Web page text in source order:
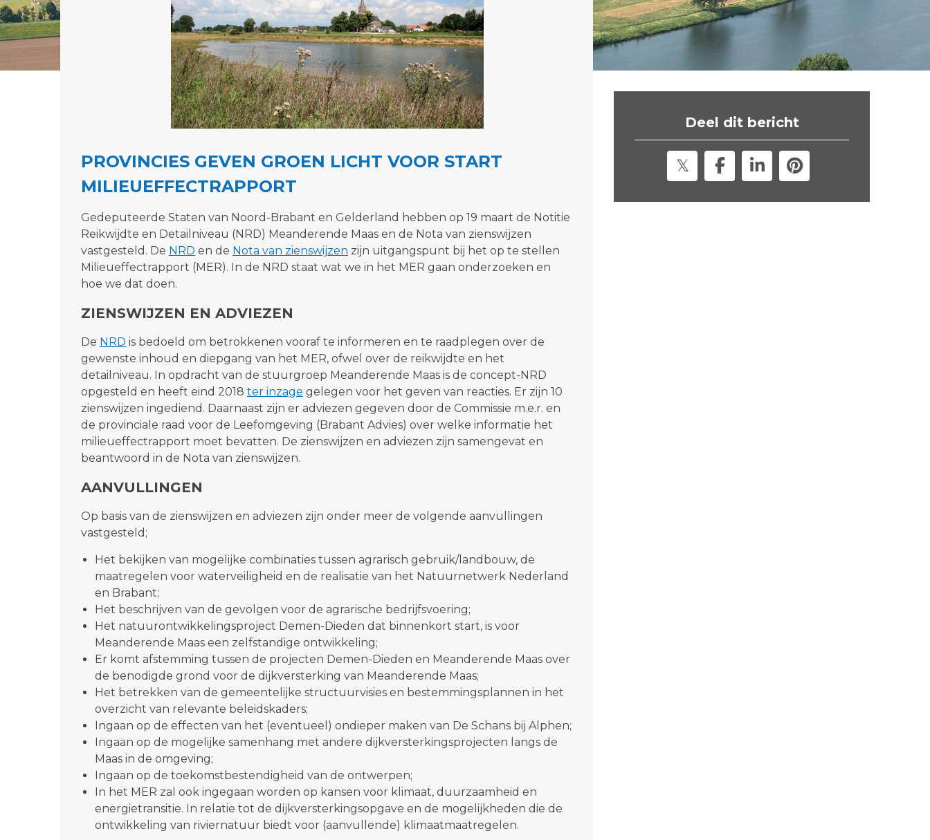
PROVINCIES GEVEN GROEN LICHT VOOR START
MILIEUEFFECTRAPPORT
Gedeputeerde Staten van Noord-Brabant en Gelderland hebben op 19 maart de Notitie
Reikwijdte en Detailniveau (NRD) Meanderende Maas en de Nota van zienswijzen
vastgesteld. De NRD en de Nota van zienswijzen zijn uitgangspunt bij het op te stellen
Milieueffectrapport (MER). In de NRD staat wat we in het MER gaan onderzoeken en
hoe we dat doen.
ZIENSWIJZEN EN ADVIEZEN
De NRD is bedoeld om betrokkenen vooraf te informeren en te raadplegen over de
gewenste inhoud en diepgang van het MER, ofwel over de reikwijdte en het
detailniveau. In opdracht van de stuurgroep Meanderende Maas is de concept-NRD
opgesteld en heeft eind 2018 ter inzage gelegen voor het geven van reacties. Er zijn 10
zienswijzen ingediend. Daarnaast zijn er adviezen gegeven door de Commissie m.e.r. en
de provinciale raad voor de Leefomgeving (Brabant Advies) over welke informatie het
milieueffectrapport moet bevatten. De zienswijzen en adviezen zijn samengevat en
beantwoord in de Nota van zienswijzen.
AANVULLINGEN
Op basis van de zienswijzen en adviezen zijn onder meer de volgende aanvullingen
vastgesteld;
Het bekijken van mogelijke combinaties tussen agrarisch gebruik/landbouw, de
maatregelen voor waterveiligheid en de realisatie van het Natuurnetwerk Nederland
en Brabant;
Het beschrijven van de gevolgen voor de agrarische bedrijfsvoering;
Het natuurontwikkelingsproject Demen-Dieden dat binnenkort start, is voor
Meanderende Maas een zelfstandige ontwikkeling;
Er komt afstemming tussen de projecten Demen-Dieden en Meanderende Maas over
de benodigde grond voor de dijkversterking van Meanderende Maas;
Het betrekken van de gemeentelijke structuurvisies en bestemmingsplannen in het
overzicht van relevante beleidskaders;
Ingaan op de effecten van het (eventueel) ondieper maken van De Schans bij Alphen;
Ingaan op de mogelijke samenhang met andere dijkversterkingsprojecten langs de
Maas in de omgeving;
Ingaan op de toekomstbestendigheid van de ontwerpen;
In het MER zal ook ingegaan worden op kansen voor klimaat, duurzaamheid en
energietransitie. In relatie tot de dijkversterkingsopgave en de mogelijkheden die de
ontwikkeling van riviernatuur biedt voor (aanvullende) klimaatmaatregelen.
Deel dit bericht